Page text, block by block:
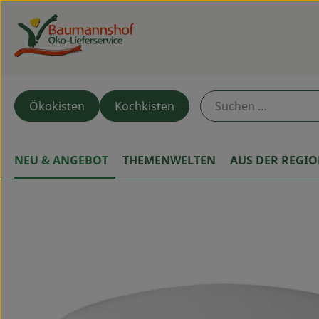
Ökokisten Kochkisten
NEU & ANGEBOT THEMENWELTEN AUS DER